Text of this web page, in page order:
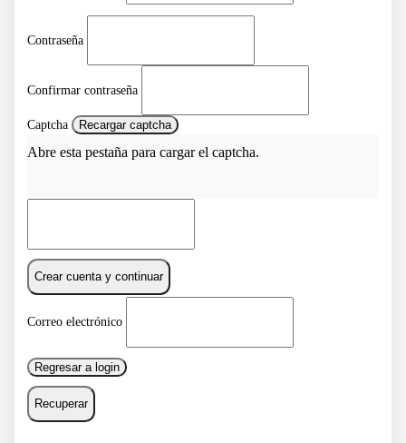
Contraseña
Confirmar contraseña
Captcha Recargar captcha
Abre esta pestaña para cargar el captcha.
Crear cuenta y continuar
Correo electrónico
Regresar a login
Recuperar